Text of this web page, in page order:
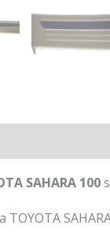
SAHARA 100
TOYOTA